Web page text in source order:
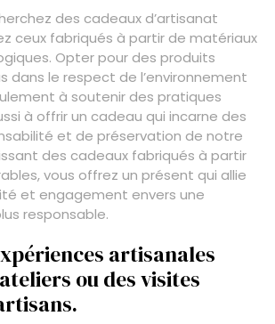
des cadeaux d’artisanat
ceux fabriqués à partir de matériaux
Opter pour des produits
dans le respect de l’environnement
à soutenir des pratiques
à offrir un cadeau qui incarne des
et de préservation de notre
des cadeaux fabriqués à partir
vous offrez un présent qui allie
et engagement envers une
responsable.
artisanales
ou des visites